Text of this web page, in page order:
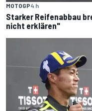
MOTOGP4 h
Starker Reifenabbau
nicht erklären"